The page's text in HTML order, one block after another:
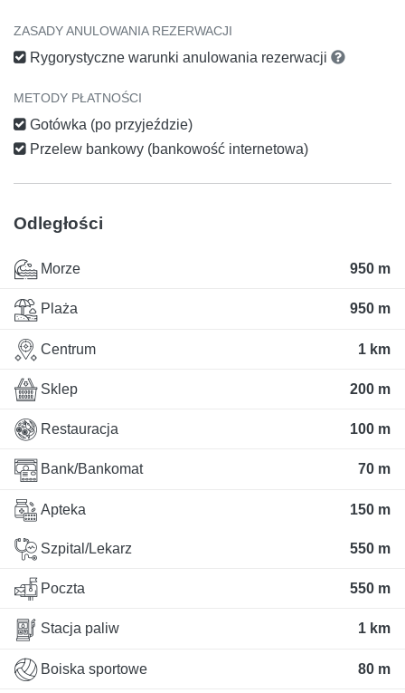
ZASADY ANULOWANIA REZERWACJI
Rygorystyczne warunki anulowania rezerwacji
METODY PŁATNOŚCI
Gotówka (po przyjeździe)
Przelew bankowy (bankowość internetowa)
Odległości
Morze 950 m
Plaża 950 m
Centrum 1 km
Sklep 200 m
Restauracja 100 m
Bank/Bankomat 70 m
Apteka 150 m
Szpital/Lekarz 550 m
Poczta 550 m
Stacja paliw 1 km
Boiska sportowe 80 m